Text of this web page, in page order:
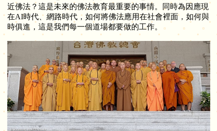
近佛法？這是未來的佛法教育最重要的事情。同時為因應現
在AI時代、網路時代，如何將佛法應用在社會裡面，如何與
時俱進，這是我們每一個道場都要做的工作。